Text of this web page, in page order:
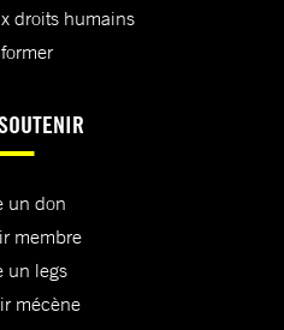
droits humains
un don
membre
un legs
mécène